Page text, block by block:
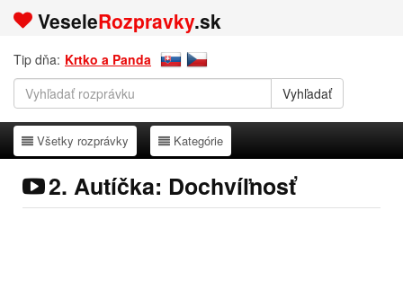
VeseleRozpravky.sk
Tip dňa: Krtko a Panda
Všetky rozprávky
Všetky rozprávky Kategórie
Kategórie
2. Autíčka: Dochvíľnosť